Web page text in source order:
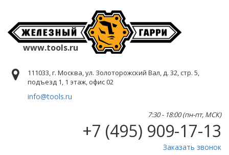
www.tools.ru
111033, г. Москва, ул. Золоторожский Вал, д. 32, стр. 5,
подъезд 1, 1 этаж, офис 02
info@tools.ru
7:30 - 18:00 (пн-пт, МСК)
+7 (495) 909-17-13
Заказать звонок